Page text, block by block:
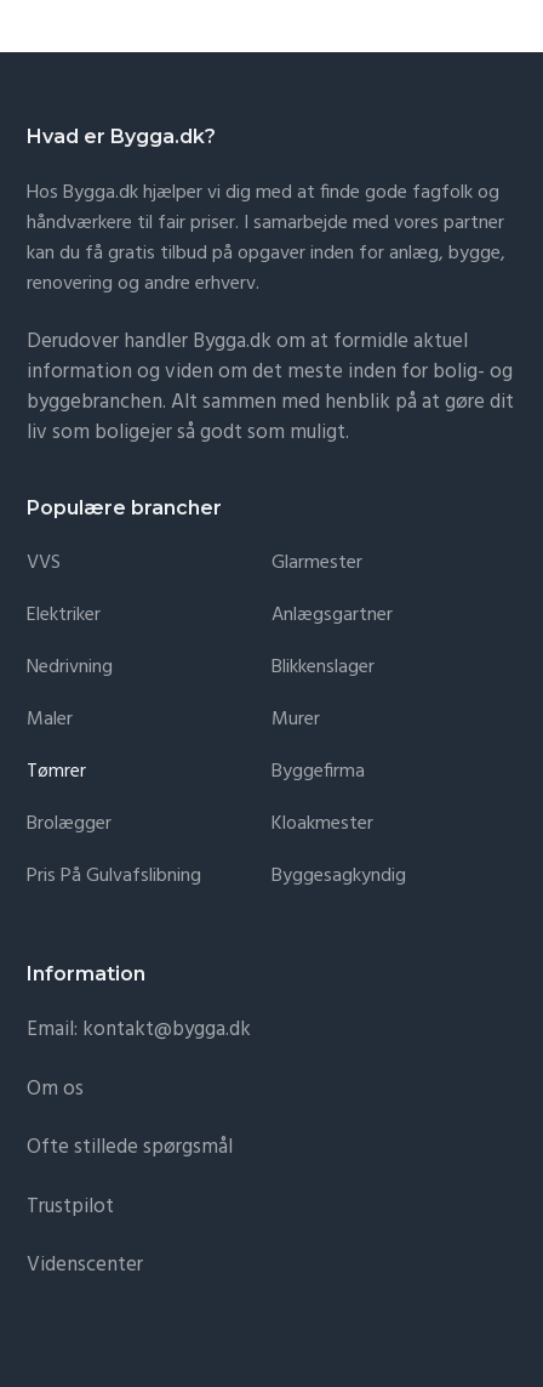
Hvad er Bygga.dk?
Hos Bygga.dk hjælper vi dig med at finde gode fagfolk og
håndværkere til fair priser. I samarbejde med vores partner
kan du få gratis tilbud på opgaver inden for anlæg, bygge,
renovering og andre erhverv.
Derudover handler Bygga.dk om at formidle aktuel
information og viden om det meste inden for bolig- og
byggebranchen. Alt sammen med henblik på at gøre dit
liv som boligejer så godt som muligt.
Populære brancher
VVS
Glarmester
Elektriker
Anlægsgartner
Nedrivning
Blikkenslager
Maler
Murer
Tømrer
Byggefirma
Brolægger
Kloakmester
Pris På Gulvafslibning
Byggesagkyndig
Information
Email: kontakt@bygga.dk
Om os
Ofte stillede spørgsmål
Trustpilot
Videnscenter